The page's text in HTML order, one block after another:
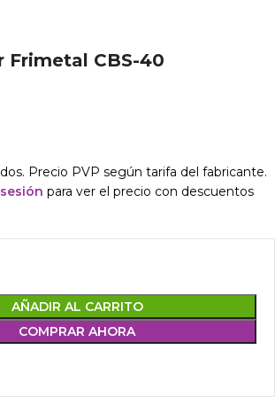
Frimetal CBS-40
Precio PVP según tarifa del fabricante.
para ver el precio con descuentos
AÑADIR AL CARRITO
COMPRAR AHORA